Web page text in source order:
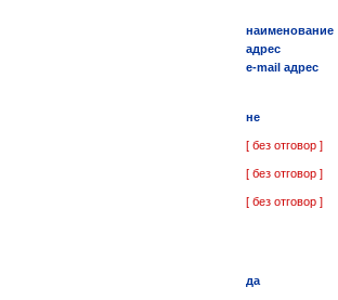
наименование
адрес
e-mail адрес
не
[ без отговор ]
[ без отговор ]
[ без отговор ]
да